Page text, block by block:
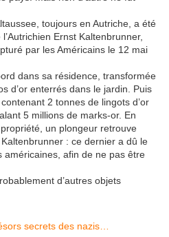
toujours en Autriche, a été
Ernst Kaltenbrunner,
par les Américains le 12 mai
dans sa résidence, transformée
d’or enterrés dans le jardin. Puis
2 tonnes de lingots d’or
5 millions de marks-or. En
un plongeur retrouve
: ce dernier a dû le
américaines, afin de ne pas être
d’autres objets